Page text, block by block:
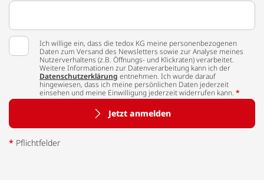
Ich willige ein, dass die tedox KG meine personenbezogenen
Daten zum Versand des Newsletters sowie zur Analyse meines
Nutzerverhaltens (z.B. Öffnungs- und Klickraten) verarbeitet.
Weitere Informationen zur Datenverarbeitung kann ich der
Datenschutzerklärung entnehmen. Ich wurde darauf
hingewiesen, dass ich meine persönlichen Daten jederzeit
einsehen und meine Einwilligung jederzeit widerrufen kann. *
Jetzt anmelden
* Pflichtfelder